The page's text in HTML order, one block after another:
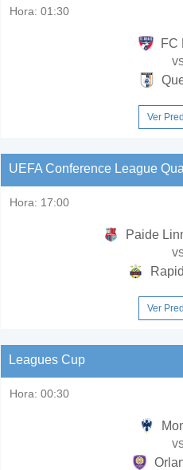
Hora: 01:30
FC
Ver
UEFA Conference League
Hora: 17:00
Paide
Ver
Leagues Cup
Hora: 00:30